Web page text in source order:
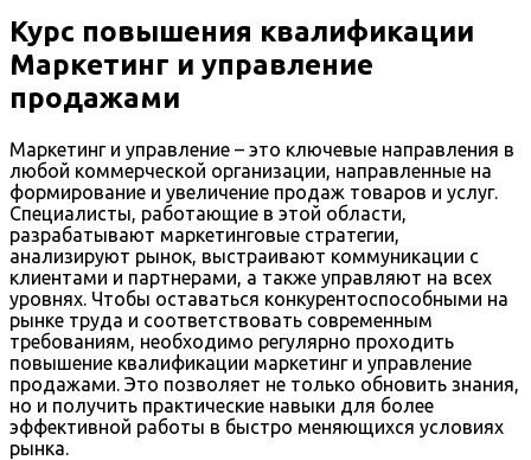
Курс повышения квалификации
Маркетинг и управление
продажами
Маркетинг и управление – это ключевые направления в
любой коммерческой организации, направленные на
формирование и увеличение продаж товаров и услуг.
Специалисты, работающие в этой области,
разрабатывают маркетинговые стратегии,
анализируют рынок, выстраивают коммуникации с
клиентами и партнерами, а также управляют на всех
уровнях. Чтобы оставаться конкурентоспособными на
рынке труда и соответствовать современным
требованиям, необходимо регулярно проходить
повышение квалификации маркетинг и управление
продажами. Это позволяет не только обновить знания,
но и получить практические навыки для более
эффективной работы в быстро меняющихся условиях
рынка.